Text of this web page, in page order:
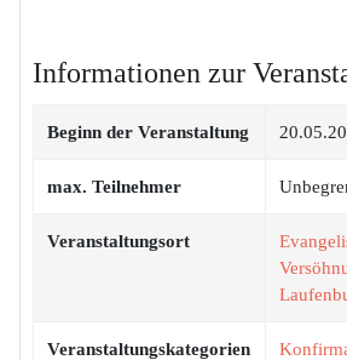
Informationen zur
Beginn der Veranstaltung
max. Teilnehmer
Veranstaltungsort
Veranstaltungskategorien